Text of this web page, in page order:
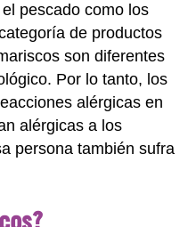
pescado como los
de productos
son diferentes
Por lo tanto, los
alérgicas en
alérgicas a los
persona también sufra